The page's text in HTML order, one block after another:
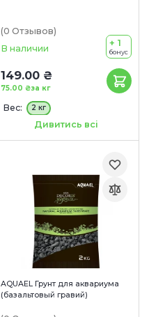
(0 Отзывов)
В наличии
149.00 ₴
за кг
75.00 ₴
+ 1
бонус
Вес: 2 кг
Размер: 3-5 мм 5-10 мм
Дивитись всі
AQUAEL Грунт для аквариума
(базальтовый гравий)